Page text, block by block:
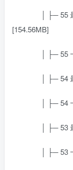
│ ├─ 55 最
[154.56MB]
│ ├─ 55 一
│ ├─ 54 最
│ ├─ 54 一
│ ├─ 53 最
│ ├─ 53 一